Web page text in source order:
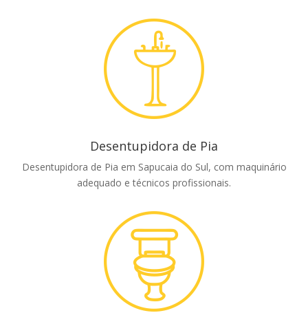
Desentupidora de Pia
Desentupidora de Pia em Sapucaia do Sul, com maquinário
adequado e técnicos profissionais.